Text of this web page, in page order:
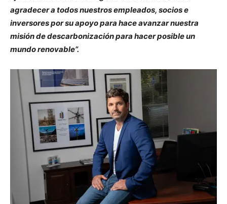
agradecer a todos nuestros empleados, socios e
inversores por su apoyo para hace avanzar nuestra
misión de descarbonización para hacer posible un
mundo renovable”.